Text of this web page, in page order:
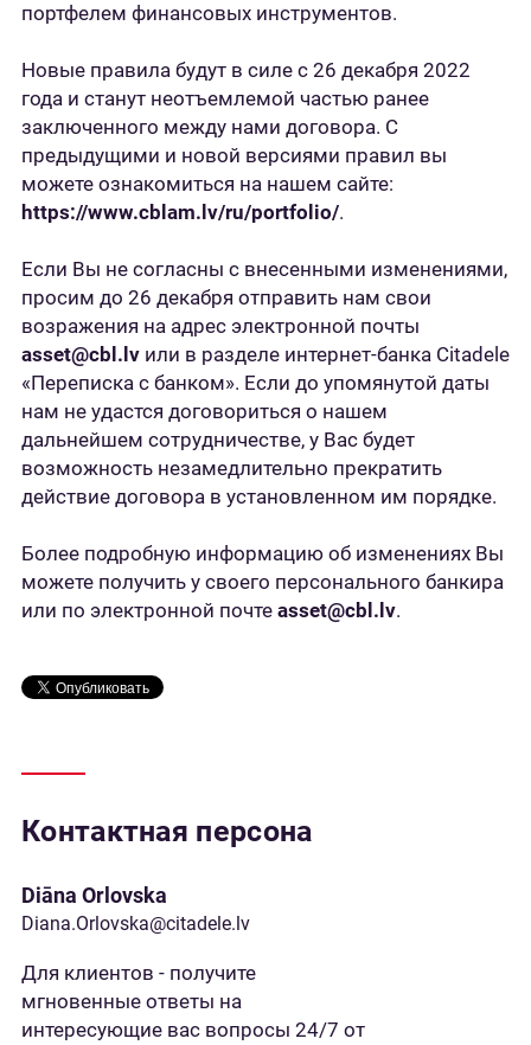
портфелем финансовых инструментов.
Новые правила будут в силе с 26 декабря 2022
года и станут неотъемлемой частью ранее
заключеннoго между нами договорa. С
предыдущими и новой версиями правил вы
можете ознакомиться на нашем сайте:
https://www.cblam.lv/ru/portfolio/.
Если Вы не согласны с внесенными изменениями,
просим до 26 декабря отправить нам свои
возражения на адрес электронной почты
asset@cbl.lv или в разделе интернет-банка Citadele
«Переписка с банком». Если до упомянутой даты
нам не удастся договориться о нашем
дальнейшем сотрудничестве, у Вас будет
возможность незамедлительно прекратить
действие договора в установленном им порядке.
Более подробную информацию об изменениях Вы
можете получить у своего персонального банкира
или по электронной почте asset@cbl.lv.
Контактная персона
Diāna Orlovska
Diana.Orlovska@citadele.lv
Для клиентов - получите
мгновенные ответы на
интересующие вас вопросы 24/7 от